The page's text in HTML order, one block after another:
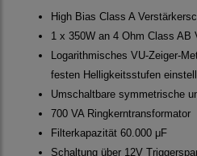
High Bias Class A
1 x 350W an 4 Ohm Class AB
Logarithmisches VU-Zeiger-
festen Helligkeitsstufen
Umschaltbare symmetrische
700 VA Ringkerntransformator
Filterkapazität 60.000 μF
Schaltung über 12V